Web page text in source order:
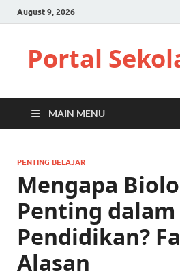
August 9, 2026
Portal
MAIN MENU
PENTING BELAJAR
Mengapa
Penting dalam
Pendidikan?
Alasan